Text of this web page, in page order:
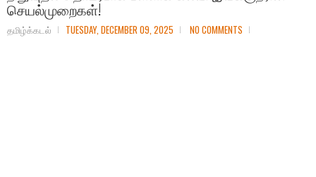
செயல்முறைகள்!
தமிழ்க்கடல் TUESDAY, DECEMBER 09, 2025 NO COMMENTS